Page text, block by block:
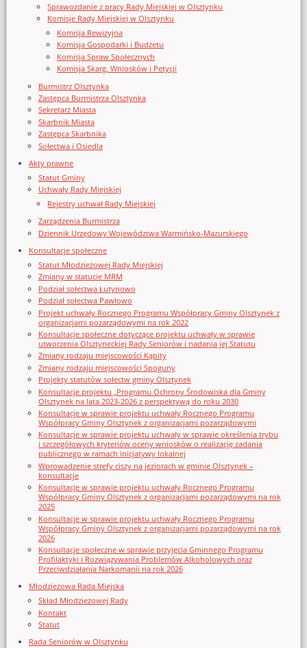
Sprawozdanie z pracy Rady Miejskiej w Olsztynku
Komisje Rady Miejskiej w Olsztynku
Komisja Rewizyjna
Komisja Gospodarki i Budżetu
Komisja Spraw Społecznych
Komisja Skarg, Wniosków i Petycji
Burmistrz Olsztynka
Zastępca Burmistrza Olsztynka
Sekretarz Miasta
Skarbnik Miasta
Zastępca Skarbnika
Sołectwa i Osiedla
Akty prawne
Statut Gminy
Uchwały Rady Miejskiej
Rejestry uchwał Rady Miejskiej
Zarządzenia Burmistrza
Dziennik Urzędowy Województwa Warmińsko-Mazurskiego
Konsultacje społeczne
Statut Młodzieżowej Rady Miejskiej
Zmiany w statucie MRM
Podział sołectwa Łutynowo
Podział sołectwa Pawłowo
Projekt uchwały Rocznego Programu Współpracy Gminy Olsztynek z
organizacjami pozarządowymi na rok 2022
Konsultacje społeczne dotyczące projektu uchwały w sprawie
utworzenia Olsztyneckiej Rady Seniorów i nadania jej Statutu
Zmiany rodzaju miejscowości Kąpity
Zmiany rodzaju miejscowości Spoguny
Projekty statutów sołectw gminy Olsztynek
Konsultacje projektu „Programu Ochrony Środowiska dla Gminy
Olsztynek na lata 2023-2026 z perspektywą do roku 2030
Konsultacje w sprawie projektu uchwały Rocznego Programu
Współpracy Gminy Olsztynek z organizacjami pozarządowymi
Konsultacje w sprawie projektu uchwały w sprawie określenia trybu
i szczegółowych kryteriów oceny wniosków o realizację zadania
publicznego w ramach inicjatywy lokalnej
Wprowadzenie strefy ciszy na jeziorach w gminie Olsztynek –
konsultacje
Konsultacje w sprawie projektu uchwały Rocznego Programu
Współpracy Gminy Olsztynek z organizacjami pozarządowymi na rok
2025
Konsultacje w sprawie projektu uchwały Rocznego Programu
Współpracy Gminy Olsztynek z organizacjami pozarządowymi na rok
2026
Konsultacje społeczne w sprawie przyjęcia Gminnego Programu
Profilaktyki i Rozwiązywania Problemów Alkoholowych oraz
Przeciwdziałania Narkomanii na rok 2026
Młodzieżowa Rada Miejska
Skład Młodzieżowej Rady
Kontakt
Statut
Rada Seniorów w Olsztynku